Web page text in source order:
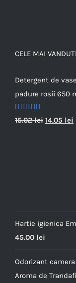
CELE MAI
Detergent de
padure rosii 650
Evaluat la
5.00din 5
15.02lei 14.05 lei
Hartie igienica
45.00 lei
Odorizant
Aroma de